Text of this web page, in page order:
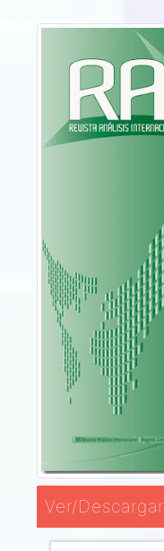
Ver/Descargar